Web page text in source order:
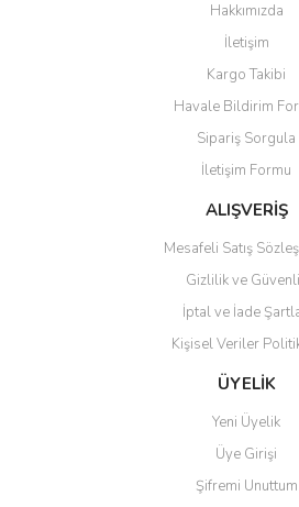
Yorum Yaz
Ürün resmi kalitesiz, bozuk veya
Ürün açıklamasında eksik bilgiler
Ürün bilgilerinde hatalar bulunuyor.
Ürün fiyatı diğer sitelerden daha pahalı.
Bu ürüne benzer farklı alternatifler
Gönder
Hakkımızda
İletişim
Kargo Takibi
Havale Bildirim
Sipariş Sorgula
İletişim Formu
ALIŞVERİŞ
Mesafeli Satış
Gizlilik ve
İptal ve İade
Kişisel Veriler
ÜYELİK
Yeni Üyelik
Üye Girişi
Şifremi Unuttum